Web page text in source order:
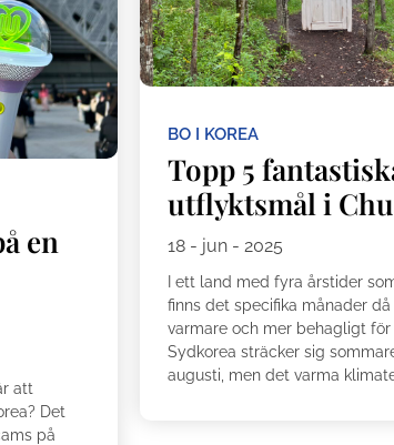
en
att
Det
på
BO I KOREA
Topp 5
utflyktsmål i
18 - jun - 2025
I ett land med fyra årstider
finns det specifika månader
varmare och mer behagligt för
Sydkorea sträcker sig
augusti, men det varma